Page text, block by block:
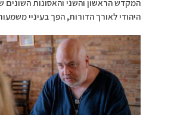
המקדש הראשון והשני והאסונות השונים
היהודי לאורך הדורות, הפך בעיניי